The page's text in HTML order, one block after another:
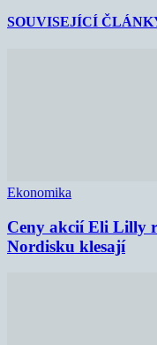
SOUVISEJÍCÍ
Ekonomika
Ceny akcií Eli Lilly
Nordisku klesají